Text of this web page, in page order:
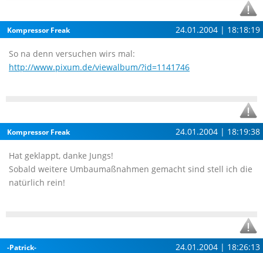
Kompressor Freak 24.01.2004 | 18:18:19
So na denn versuchen wirs mal:
http://www.pixum.de/viewalbum/?id=1141746
Kompressor Freak 24.01.2004 | 18:19:38
Hat geklappt, danke Jungs!
Sobald weitere Umbaumaßnahmen gemacht sind stell ich die
natürlich rein!
-Patrick- 24.01.2004 | 18:26:13